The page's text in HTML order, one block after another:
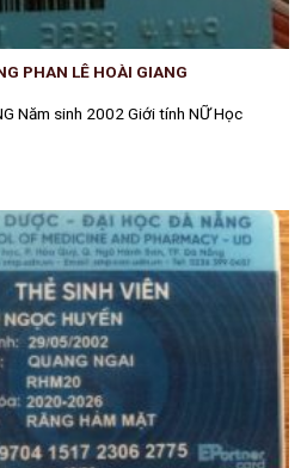
PHAN LÊ HOÀI GIANG
Năm sinh 2002 Giới tính NỮ Học